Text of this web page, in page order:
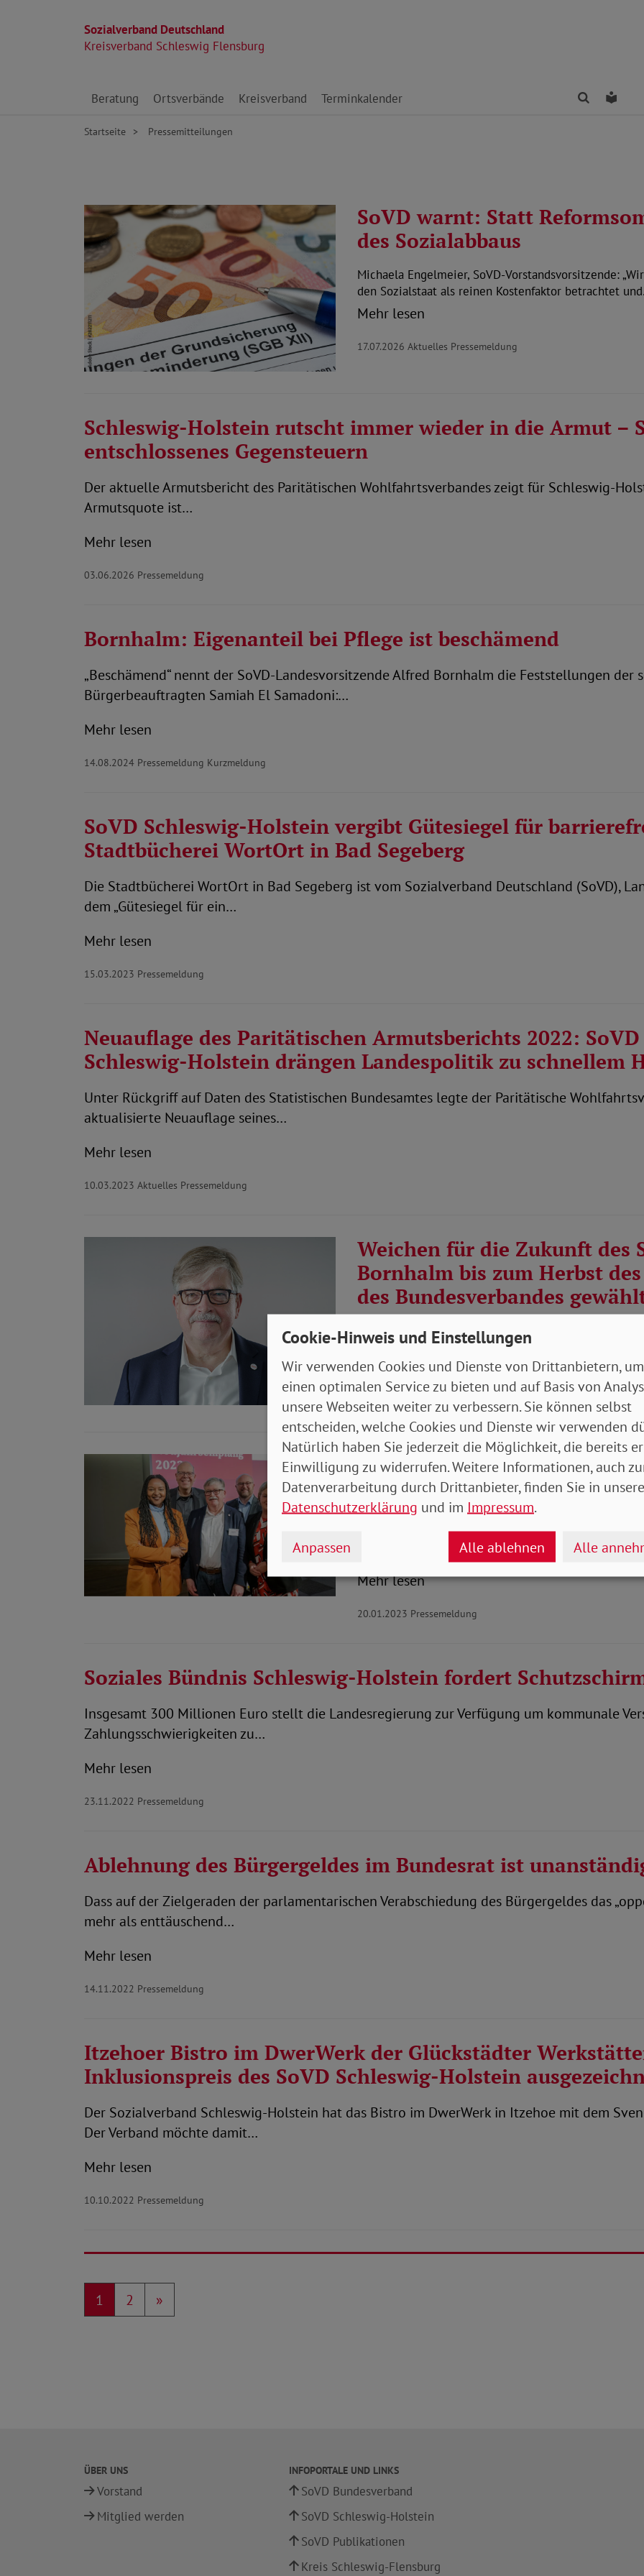
Sozialverband Deutschland
Kreisverband Schleswig Flensburg
Direkt zu den Inhalten springen
Beratung Ortsverbände Kreisverband Terminkalender Finden
Startseite Pressemitteilungen
SoVD warnt: Statt
des Sozialabbaus
Michaela Engelmeier, SoVD-Vorstandsvorsitzende:
den Sozialstaat als reinen Kostenfaktor betrachtet
Mehr lesen
17.07.2026 Aktuelles Pressemeldung
Schleswig-Holstein rutscht immer wieder in die Armut –
entschlossenes Gegensteuern
Der aktuelle Armutsbericht des Paritätischen Wohlfahrtsverbandes zeigt für Schleswig-
Armutsquote ist…
Mehr lesen
03.06.2026 Pressemeldung
Bornhalm: Eigenanteil bei Pflege ist beschämend
„Beschämend“ nennt der SoVD-Landesvorsitzende Alfred Bornhalm die Feststellungen der
Bürgerbeauftragten Samiah El Samadoni:…
Mehr lesen
14.08.2024 Pressemeldung Kurzmeldung
SoVD Schleswig-Holstein vergibt Gütesiegel für
Stadtbücherei WortOrt in Bad Segeberg
Die Stadtbücherei WortOrt in Bad Segeberg ist vom Sozialverband Deutschland (SoVD),
dem „Gütesiegel für ein…
Mehr lesen
15.03.2023 Pressemeldung
Neuauflage des Paritätischen Armutsberichts 2022: SoVD
Schleswig-Holstein drängen Landespolitik zu schnellem
Unter Rückgriff auf Daten des Statistischen Bundesamtes legte der Paritätische
aktualisierte Neuauflage seines…
Mehr lesen
10.03.2023 Aktuelles Pressemeldung
Weichen für die Zukunft des
Bornhalm bis zum Herbst
des Bundesverbandes
Auf seiner außerordentlichen
die Zukunft“ hat der SoVD-Bundesverband in Berlin
Mehr lesen
07.03.2023Pressemeldung
SoVD Schleswig-Holstein
Euro für seine Mitglieder
Im vergangenen Jahr hat der SoVD in
Millionen Euro für seine Mitglieder erstritten.
Mehr lesen
20.01.2023 Pressemeldung
Soziales Bündnis Schleswig-Holstein fordert
Insgesamt 300 Millionen Euro stellt die Landesregierung zur Verfügung um kommunale
Zahlungsschwierigkeiten zu…
Mehr lesen
23.11.2022 Pressemeldung
Ablehnung des Bürgergeldes im Bundesrat ist
Dass auf der Zielgeraden der parlamentarischen Verabschiedung des Bürgergeldes das
mehr als enttäuschend…
Mehr lesen
14.11.2022 Pressemeldung
Itzehoer Bistro im DwerWerk der Glückstädter
Inklusionspreis des SoVD Schleswig-Holstein
Der Sozialverband Schleswig-Holstein hat das Bistro im DwerWerk in Itzehoe mit dem
Der Verband möchte damit…
Mehr lesen
10.10.2022 Pressemeldung
1 2 »
ÜBER UNS
Vorstand
Mitglied werden
INFOPORTALE UND LINKS
SoVD Bundesverband
SoVD Schleswig-Holstein
SoVD Publikationen
Kreis Schleswig-Flensburg
Cookie-Hinweis und Einstellungen
Wir verwenden Cookies und Dienste von Drittanbietern,
einen optimalen Service zu bieten und auf Basis von
unsere Webseiten weiter zu verbessern. Sie können selbst
entscheiden, welche Cookies und Dienste wir verwenden
Natürlich haben Sie jederzeit die Möglichkeit, die bereits
Einwilligung zu widerrufen. Weitere Informationen, auch
Datenverarbeitung durch Drittanbieter, finden Sie in
Datenschutzerklärung und im Impressum.
Anpassen Alle ablehnen Alle